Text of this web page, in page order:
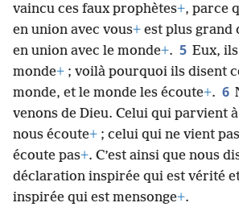
vaincu ces faux prophètes+, parce
en union avec vous+ est plus grand
en union avec le monde+. 5 Eux,
monde+ ; voilà pourquoi ils disent
monde, et le monde les écoute+. 6
venons de Dieu. Celui qui parvient
nous écoute+ ; celui qui ne vient
écoute pas+. C’est ainsi que nous
déclaration inspirée qui est vérité
inspirée qui est mensonge+.